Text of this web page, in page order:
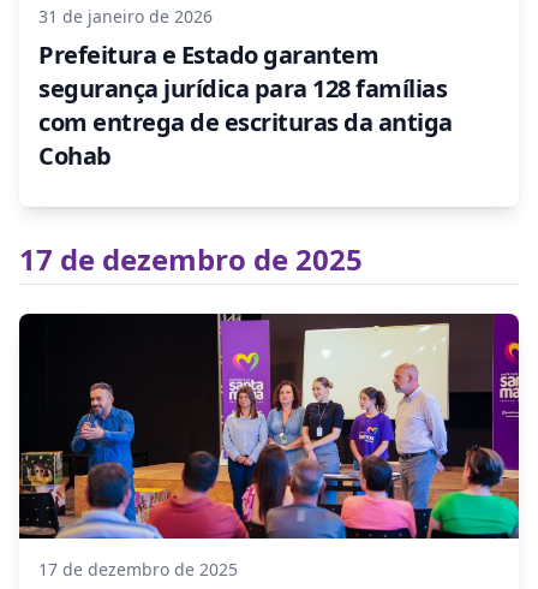
31 de janeiro de 2026
Prefeitura e Estado garantem
segurança jurídica para 128 famílias
com entrega de escrituras da antiga
Cohab
17 de dezembro de 2025
17 de dezembro de 2025